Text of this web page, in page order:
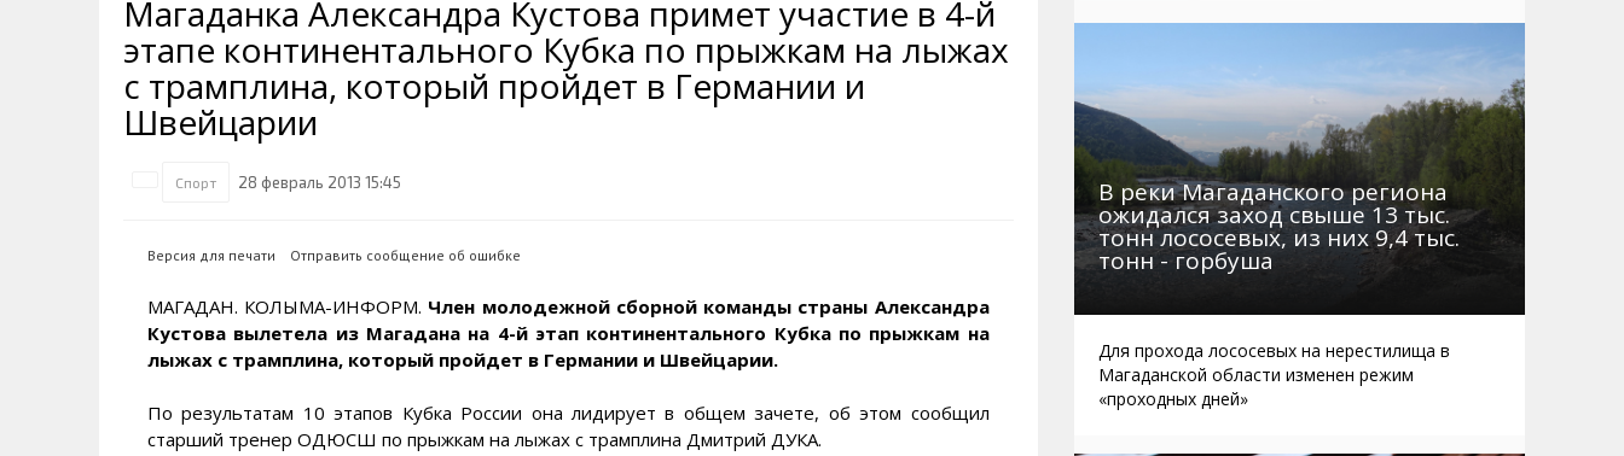
Транспортная инфраструктура
Их надо знать. Галерея славы
Достопримечательности
Магадана и области
Туристическик маршруты
Интерактивная карта
Песни о Колыме
Хранители экрана. Заставки
Кинохроника Магадана
3D районы города
Фотоальбом
Автобусы Магадан – Аэропорт
Таблица приливов отливов
Губернатор
Наркоте нет
Аэропорт Магадан
Полицейских не бить
Сельское хозяйство
Кванториум
Визит
Благоустройство
УМВД
Косторезы Магадана
Профсоюзы
Не мусорить
Браконьеры
Магаданка Александра Кустова примет участие в 4-й
этапе континентального Кубка по прыжкам на лыжах
с трамплина, который пройдет в Германии и
Швейцарии
Спорт 28 февраль 2013 15:45
Версия для печати Отправить сообщение об ошибке
МАГАДАН. КОЛЫМА-ИНФОРМ. Член молодежной сборной команды страны Александра
Кустова вылетела из Магадана на 4-й этап континентального Кубка по прыжкам на
лыжах с трамплина, который пройдет в Германии и Швейцарии.
По результатам 10 этапов Кубка России она лидирует в общем зачете, об этом сообщил
старший тренер ОДЮСШ по прыжкам на лыжах с трамплина Дмитрий ДУКА.
В реки Магаданского региона
ожидался заход свыше 13 тыс.
тонн лососевых, из них 9,4 тыс.
тонн - горбуша
Для прохода лососевых на нерестилища в
Магаданской области изменен режим
«проходных дней»